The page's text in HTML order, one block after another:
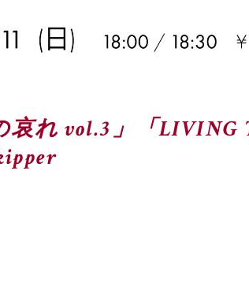
哀れ vol.3」「